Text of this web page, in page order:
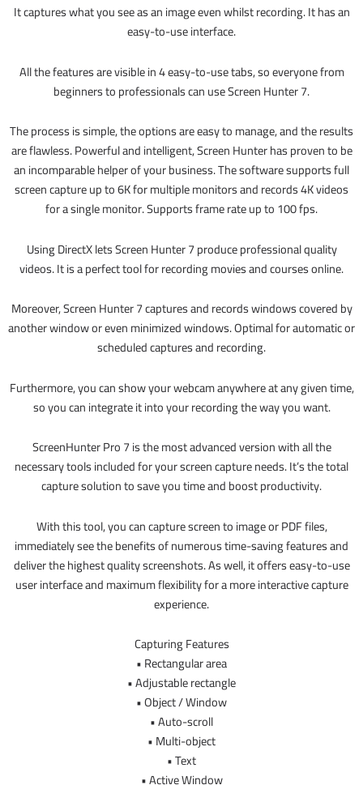
It captures what you see as an image even whilst recording. It has an
easy-to-use interface.
All the features are visible in 4 easy-to-use tabs, so everyone from
beginners to professionals can use Screen Hunter 7.
The process is simple, the options are easy to manage, and the results
are flawless. Powerful and intelligent, Screen Hunter has proven to be
an incomparable helper of your business. The software supports full
screen capture up to 6K for multiple monitors and records 4K videos
for a single monitor. Supports frame rate up to 100 fps.
Using DirectX lets Screen Hunter 7 produce professional quality
videos. It is a perfect tool for recording movies and courses online.
Moreover, Screen Hunter 7 captures and records windows covered by
another window or even minimized windows. Optimal for automatic or
scheduled captures and recording.
Furthermore, you can show your webcam anywhere at any given time,
so you can integrate it into your recording the way you want.
ScreenHunter Pro 7 is the most advanced version with all the
necessary tools included for your screen capture needs. It’s the total
capture solution to save you time and boost productivity.
With this tool, you can capture screen to image or PDF files,
immediately see the benefits of numerous time-saving features and
deliver the highest quality screenshots. As well, it offers easy-to-use
user interface and maximum flexibility for a more interactive capture
experience.
Capturing Features
• Rectangular area
• Adjustable rectangle
• Object / Window
• Auto-scroll
• Multi-object
• Text
• Active Window